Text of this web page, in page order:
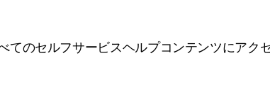
のセルフサービスヘルプコンテンツにアク